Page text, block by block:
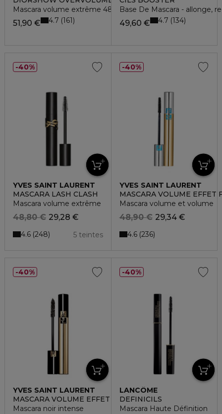
Mascara volume extrême 48 h
51,90 € 4.7 161
Base De Mascara - allonge,
49,60 € 4.7 134
YVES SAINT LAURENT
MASCARA LASH CLASH
Mascara volume extrême
29,28 €
48,80 €
5 teintes
4.6 248
40%
YVES SAINT LAURENT
MASCARA VOLUME EFFET
Mascara volume et volume
29,34 €
48,90 €
4.6 236
40%
YVES SAINT LAURENT
MASCARA VOLUME EFFET FAUX CILS NOIR RADICAL
Mascara noir intense
40%
LANCÔME
DEFINICILS
Mascara Haute Définition
40%